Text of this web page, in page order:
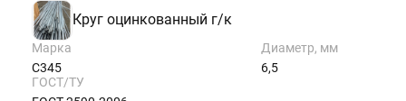
Круг оцинкованный г/к
Марка
С345
Диаметр, мм
6,5
ГОСТ/ТУ